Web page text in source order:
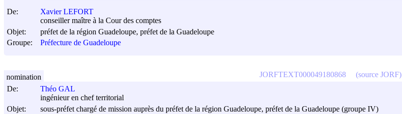
De:
Xavier LEFORT
conseiller maître à la Cour des comptes
Objet:
préfet de la région Guadeloupe, préfet de la Guadeloupe
Groupe:
Préfecture de Guadeloupe
De:
Théo GAL
ingénieur en chef territorial
Objet:
sous-préfet chargé de mission auprès du préfet de la région Guadeloupe, préfet de la Guadeloupe (groupe IV)
JORFTEXT000049180868 (source JORF)
nomination